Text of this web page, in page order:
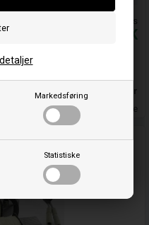
Markedsføring
Statistiske
Priserne er inkl. moms
DKK
Føj til kurv
På lager
Leveringstid 2-3 hverdage